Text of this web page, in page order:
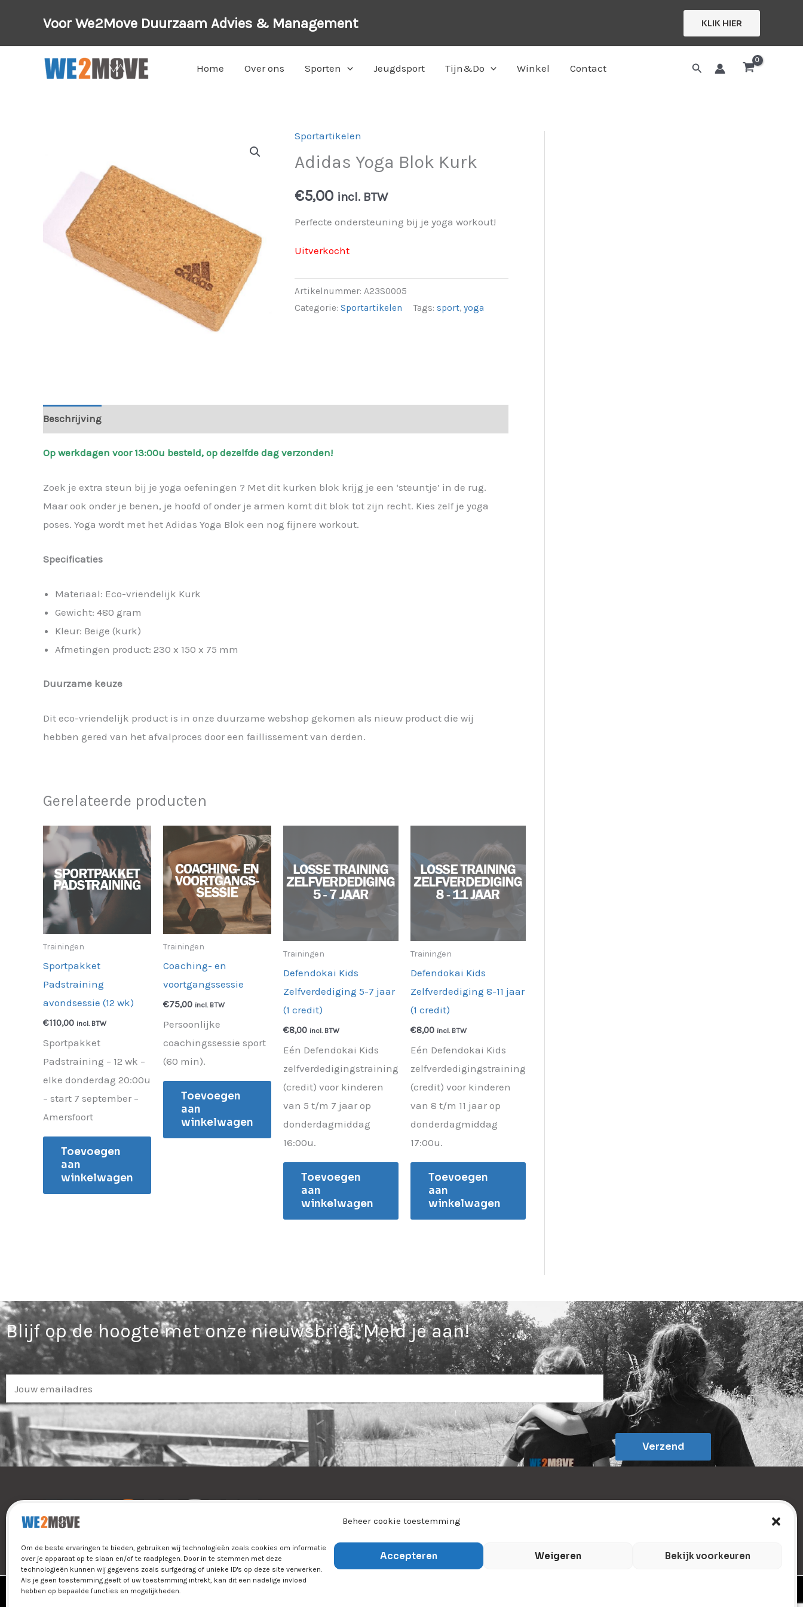
Beheer cookie toestemming
Om de beste ervaringen te bieden, gebruiken wij technologieën zoals cookies om informatie
over je apparaat op te slaan en/of te raadplegen. Door in te stemmen met deze
technologieën kunnen wij gegevens zoals surfgedrag of unieke ID's op deze site verwerken.
Als je geen toestemming geeft of uw toestemming intrekt, kan dit een nadelige invloed
hebben op bepaalde functies en mogelijkheden.
Accepteren Weigeren Bekijk voorkeuren
de
Voor We2Move Duurzaam Advies & Management KLIK HIER
Home Over ons Sporten Jeugdsport Tijn&Do Winkel Contact Zoeken
Sportartikelen
Adidas Yoga Blok Kurk
€5,00 incl. BTW
Perfecte ondersteuning bij je yoga workout!
Uitverkocht
Artikelnummer: A23S0005
Categorie: Sportartikelen Tags: sport, yoga
Beschrijving
Op werkdagen voor 13:00u besteld, op dezelfde dag verzonden!
Zoek je extra steun bij je yoga oefeningen ? Met dit kurken blok krijg je een ‘steuntje’ in de rug.
Maar ook onder je benen, je hoofd of onder je armen komt dit blok tot zijn recht. Kies zelf je yoga
poses. Yoga wordt met het Adidas Yoga Blok een nog fijnere workout.
Specificaties
Materiaal: Eco-vriendelijk Kurk
Gewicht: 480 gram
Kleur: Beige (kurk)
Afmetingen product: 230 x 150 x 75 mm
Duurzame keuze
Dit eco-vriendelijk product is in onze duurzame webshop gekomen als nieuw product die wij
hebben gered van het afvalproces door een faillissement van derden.
Gerelateerde producten
Trainingen
Sportpakket
Padstraining
avondsessie (12 wk)
€110,00 incl. BTW
Sportpakket
Padstraining – 12 wk –
elke donderdag 20:00u
– start 7 september –
Amersfoort
Toevoegen
aan
winkelwagen
Trainingen
Coaching- en
voortgangssessie
€75,00 incl. BTW
Persoonlijke
coachingssessie sport
(60 min).
Toevoegen
aan
winkelwagen
Trainingen
Defendokai Kids
Zelfverdediging 5-7 jaar
(1 credit)
€8,00 incl. BTW
Eén Defendokai Kids
zelfverdedigingstraining
(credit) voor kinderen
van 5 t/m 7 jaar op
donderdagmiddag
16:00u.
Toevoegen
aan
winkelwagen
Trainingen
Defendokai Kids
Zelfverdediging 8-11 jaar
(1 credit)
€8,00 incl. BTW
Eén Defendokai Kids
zelfverdedigingstraining
(credit) voor kinderen
van 8 t/m 11 jaar op
donderdagmiddag
17:00u.
Toevoegen
aan
winkelwagen
Blijf op de hoogte met onze nieuwsbrief. Meld je aan!
E
m
i
Verzend
Copyright © 2026 We2Move B.V. All Rights Reserved |